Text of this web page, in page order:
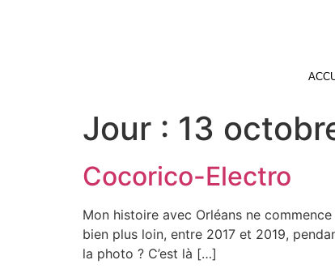
Jour : 13
Cocorico-Electro
Mon histoire avec Orléans ne
bien plus loin, entre 2017 et 2019,
la photo ? C’est là […]